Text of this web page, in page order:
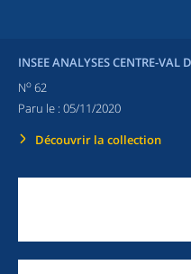
INSEE ANALYSES CENTRE-VAL
No 62
Paru le : 05/11/2020
Découvrir la collection